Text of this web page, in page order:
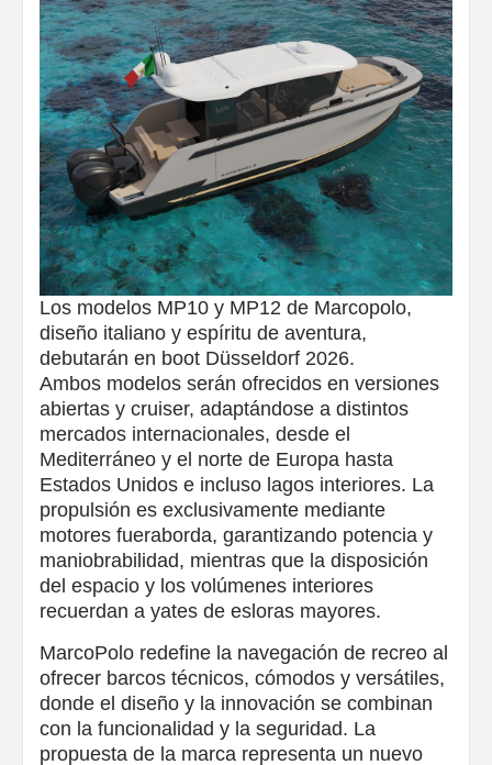
Los modelos MP10 y MP12 de Marcopolo,
diseño italiano y espíritu de aventura,
debutarán en boot Düsseldorf 2026.
Ambos modelos serán ofrecidos en versiones
abiertas y cruiser, adaptándose a distintos
mercados internacionales, desde el
Mediterráneo y el norte de Europa hasta
Estados Unidos e incluso lagos interiores. La
propulsión es exclusivamente mediante
motores fueraborda, garantizando potencia y
maniobrabilidad, mientras que la disposición
del espacio y los volúmenes interiores
recuerdan a yates de esloras mayores.
MarcoPolo redefine la navegación de recreo al
ofrecer barcos técnicos, cómodos y versátiles,
donde el diseño y la innovación se combinan
con la funcionalidad y la seguridad. La
propuesta de la marca representa un nuevo